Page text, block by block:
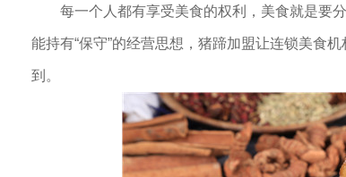
每一个人都有享受美食的权利，美食就是要
能持有“保守”的经营思想，猪蹄加盟让连锁美食
到。